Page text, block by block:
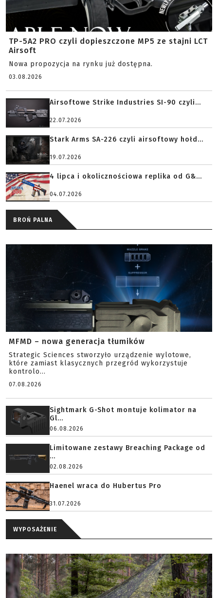
TP-5A2 PRO czyli dopieszczone MP5 ze stajni LCT
Airsoft
Nowa propozycja na rynku już dostępna.
03.08.2026
Airsoftowe Strike Industries SI-90 czyli...
22.07.2026
Stark Arms SA-226 czyli airsoftowy hołd...
19.07.2026
4 lipca i okolicznościowa replika od G&...
04.07.2026
BROŃ PALNA
MFMD – nowa generacja tłumików
Strategic Sciences stworzyło urządzenie wylotowe,
które zamiast klasycznych przegród wykorzystuje
kontrolo...
07.08.2026
Sightmark G-Shot montuje kolimator na
Gl...
06.08.2026
Limitowane zestawy Breaching Package od
...
02.08.2026
Haenel wraca do Hubertus Pro
31.07.2026
WYPOSAŻENIE